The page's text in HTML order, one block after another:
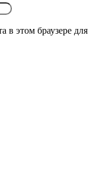
в этом браузере для